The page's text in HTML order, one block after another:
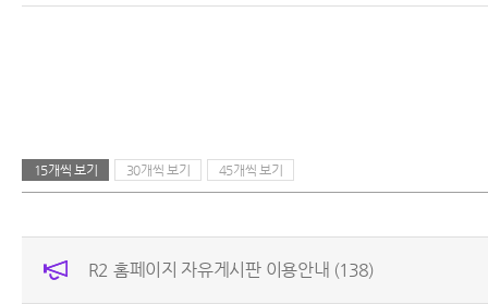
15개씩 보기 30개씩 보기 45개씩 보기
R2 홈페이지 자유게시판 이용안내 (138)